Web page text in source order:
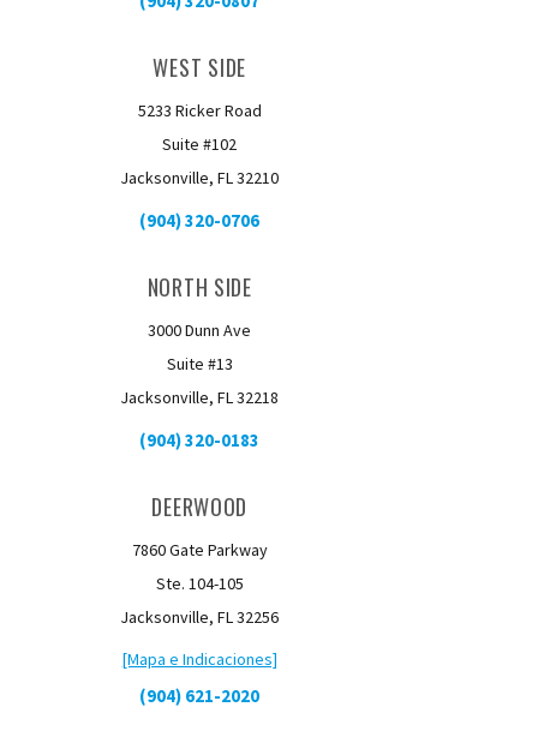
WEST SIDE
5233 Ricker Road
Suite #102
Jacksonville, FL 32210
(904) 320-0706
NORTH SIDE
3000 Dunn Ave
Suite #13
Jacksonville, FL 32218
(904) 320-0183
DEERWOOD
7860 Gate Parkway
Ste. 104-105
Jacksonville, FL 32256
[Mapa e Indicaciones]
(904) 621-2020